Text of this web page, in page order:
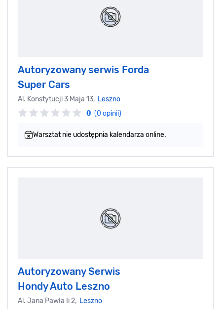
Autoryzowany serwis Forda
Super Cars
Al. Konstytucji 3 Maja 13, Leszno
0 (0 opinii)
Warsztat nie udostępnia kalendarza online.
Autoryzowany Serwis
Hondy Auto Leszno
Al. Jana Pawła Ii 2, Leszno